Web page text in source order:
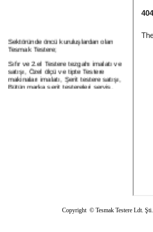
Sektöründe öncü kuruluşlardan olan
Tesmak Testere;
Sıfır ve 2.el Testere tezgahı imalatı ve
satışı, Özel ölçü ve tipte Testere
makinaları imalatı, Şerit testere satışı,
Bütün marka şerit testereleri servis,
bakım, revizyon işleri ve yedek parça
Copyright © Tesmak Testere Ldt. Şti.